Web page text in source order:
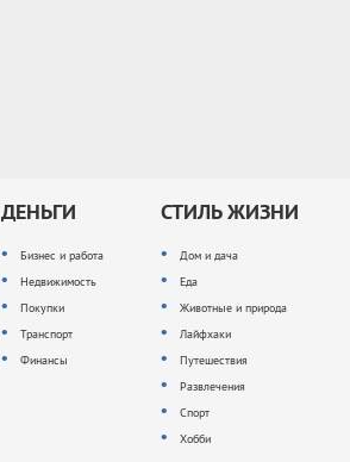
ДЕНЬГИ
Бизнес и работа
Недвижимость
Покупки
Транспорт
Финансы
СТИЛЬ ЖИЗНИ
Дом и дача
Еда
Животные и природа
Лайфхаки
Путешествия
Развлечения
Спорт
Хобби